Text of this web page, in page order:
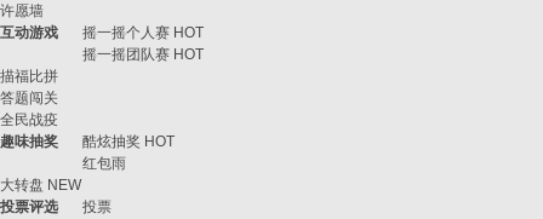
许愿墙
互动游戏
摇一摇个人赛 HOT
摇一摇团队赛 HOT
描福比拼
答题闯关
全民战疫
趣味抽奖
酷炫抽奖 HOT
红包雨
大转盘 NEW
投票评选
投票